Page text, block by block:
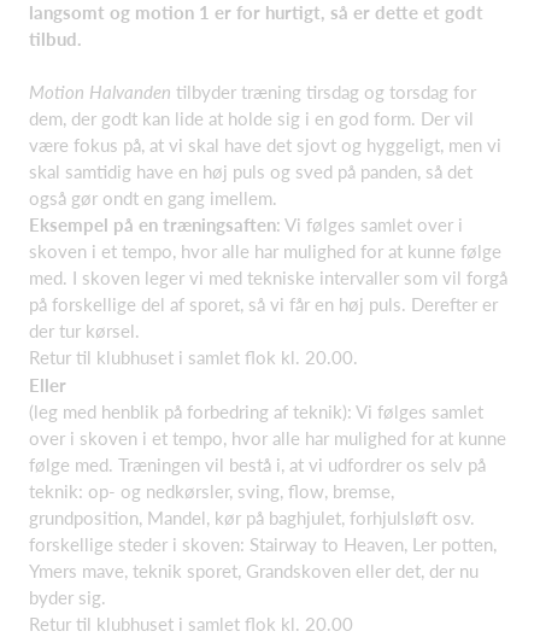
langsomt og motion 1 er for hurtigt, så er dette et godt
tilbud.
Motion Halvanden tilbyder træning tirsdag og torsdag for
dem, der godt kan lide at holde sig i en god form. Der vil
være fokus på, at vi skal have det sjovt og hyggeligt, men vi
skal samtidig have en høj puls og sved på panden, så det
også gør ondt en gang imellem.
Eksempel på en træningsaften: Vi følges samlet over i
skoven i et tempo, hvor alle har mulighed for at kunne følge
med. I skoven leger vi med tekniske intervaller som vil forgå
på forskellige del af sporet, så vi får en høj puls. Derefter er
der tur kørsel.
Retur til klubhuset i samlet flok kl. 20.00.
Eller
(leg med henblik på forbedring af teknik): Vi følges samlet
over i skoven i et tempo, hvor alle har mulighed for at kunne
følge med. Træningen vil bestå i, at vi udfordrer os selv på
teknik: op- og nedkørsler, sving, flow, bremse,
grundposition, Mandel, kør på baghjulet, forhjulsløft osv.
forskellige steder i skoven: Stairway to Heaven, Ler potten,
Ymers mave, teknik sporet, Grandskoven eller det, der nu
byder sig.
Retur til klubhuset i samlet flok kl. 20.00